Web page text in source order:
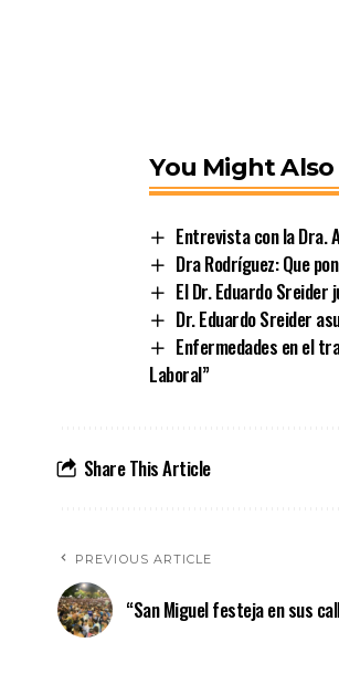
You Might Also
Entrevista con la Dra.
Dra Rodríguez: Que
El Dr. Eduardo
Dr. Eduardo Sreider
Enfermedades en el
Laboral”
Share This Article
PREVIOUS ARTICLE
“San Miguel festeja en sus